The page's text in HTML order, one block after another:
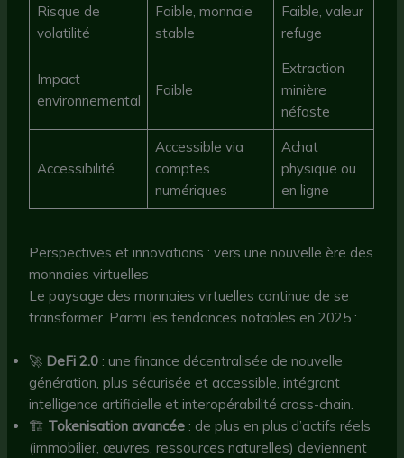
Risque de
volatilité
Faible, monnaie
stable
Faible, valeur
refuge
Impact
environnemental
Faible
Extraction
minière
néfaste
Accessibilité
Accessible via
comptes
numériques
Achat
physique ou
en ligne
Perspectives et innovations : vers une nouvelle ère des
monnaies virtuelles
Le paysage des monnaies virtuelles continue de se
transformer. Parmi les tendances notables en 2025 :
🚀 DeFi 2.0 : une finance décentralisée de nouvelle
génération, plus sécurisée et accessible, intégrant
intelligence artificielle et interopérabilité cross-chain.
🏗️ Tokenisation avancée : de plus en plus d’actifs réels
(immobilier, œuvres, ressources naturelles) deviennent